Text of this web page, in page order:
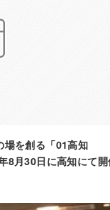
場を創る「01高知
8月30日に高知にて開